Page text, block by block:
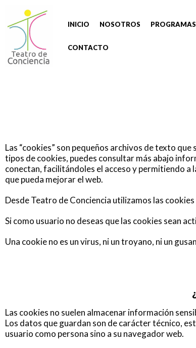
INICIO NOSOTROS
CONTACTO
Las “cookies” son pequeños archivos de texto
tipos de cookies, puedes consultar más abajo
conectan, facilitándoles el acceso y permitiendo a
que pueda mejorar elweb.
Desde Teatro de Conciencia utilizamos las
Si como usuario no deseas que las cookies sean
Una cookie no es un virus, ni un troyano, ni un
Las cookies no suelen almacenar información
Los datos que guardan son de carácter técnico,
usuario como persona sino a su navegador web.